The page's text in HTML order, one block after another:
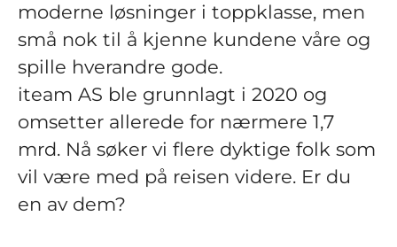
moderne løsninger i toppklasse, men
små nok til å kjenne kundene våre og
spille hverandre gode.
iteam AS ble grunnlagt i 2020 og
omsetter allerede for nærmere 1,7
mrd. Nå søker vi flere dyktige folk som
vil være med på reisen videre. Er du
en av dem?